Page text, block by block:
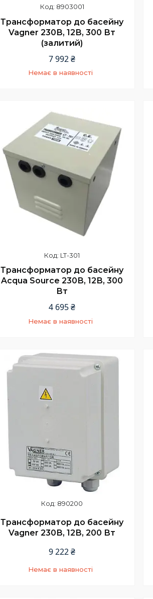
8903001
Трансформатор до басейну
Vagner 230В, 12В, 300 Вт
(залитий)
7 992 ₴
Немає в наявності
LT-301
Трансформатор до басейну
Acqua Source 230В, 12В, 300
Вт
4 695 ₴
Немає в наявності
Відділ продажу
890200
Трансформатор до басейну
Vagner 230В, 12В, 200 Вт
9 222 ₴
Немає в наявності